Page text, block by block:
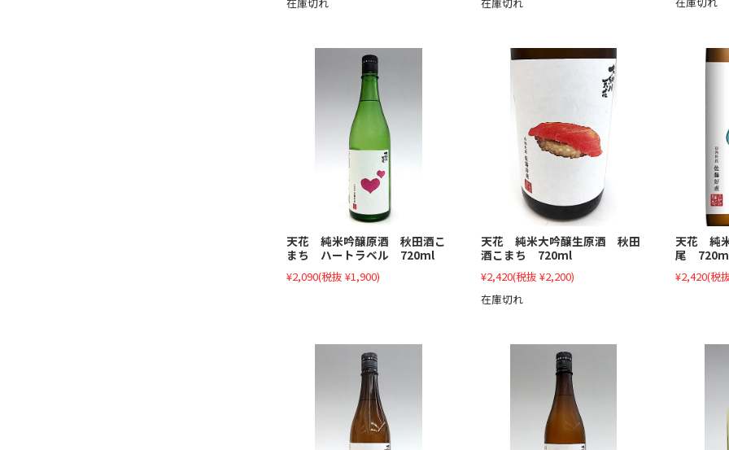
天花 純米吟醸原酒 秋田酒こ
まち ハートラベル 720ml
¥2,090(税抜 ¥1,900)
天花 純米大吟醸生原酒 秋田
酒こまち 720ml
¥2,420(税抜 ¥2,200)
在庫切れ
天花 純
尾
¥2,420(税